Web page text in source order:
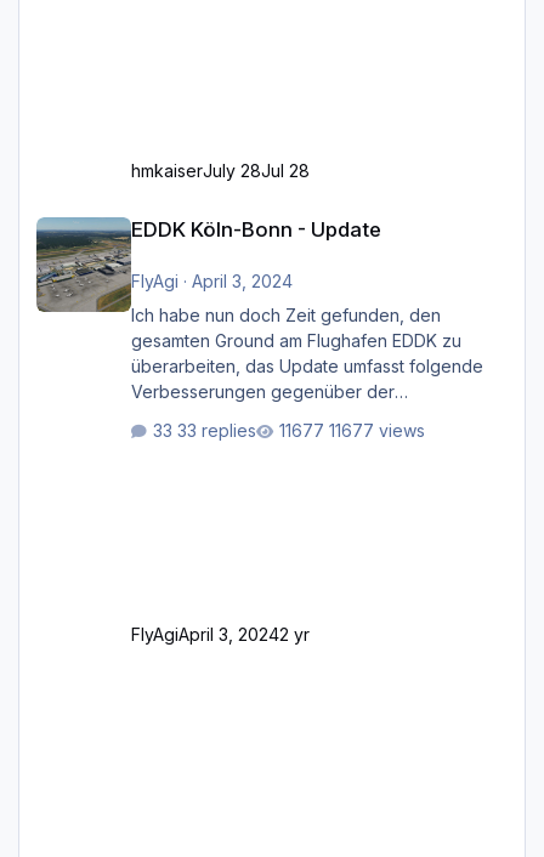
hmkaiserJuly 28Jul 28
EDDK Köln-Bonn - Update
FlyAgi · April 3, 2024
Ich habe nun doch Zeit gefunden, den
gesamten Ground am Flughafen EDDK zu
überarbeiten, das Update umfasst folgende
Verbesserungen gegenüber der
Bodenmarkierungen (der Flughafen sollte
33 replies 11677 views
FlyAgiApril 3, 20242 yr